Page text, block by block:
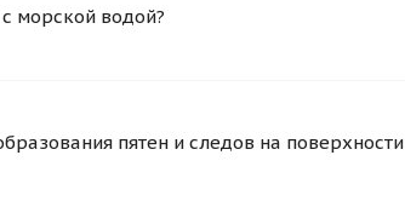
морской водой?
пятен и следов на поверхности